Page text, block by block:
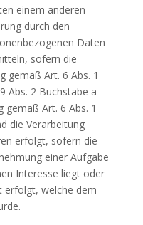
einem anderen
durch den
Daten
sofern die
gemäß Art. 6 Abs. 1
Abs. 2 Buchstabe a
gemäß Art. 6 Abs. 1
die Verarbeitung
erfolgt, sofern die
einer Aufgabe
Interesse liegt oder
erfolgt, welche dem